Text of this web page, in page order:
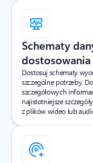
Schematy
dostosowania
Dostosuj schematy
szczególne potrzeby.
szczegółowych
najistotniejsze
z plików wideo lub